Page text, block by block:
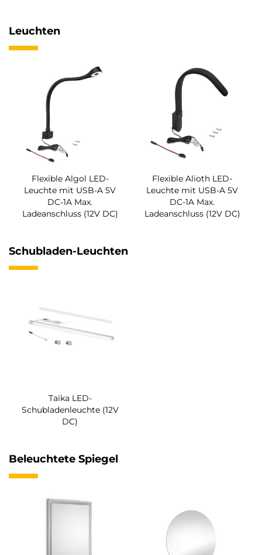
Leuchten
Flexible Algol LED-
Leuchte mit USB-A 5V
DC-1A Max.
Ladeanschluss (12V DC)
Flexible Alioth LED-
Leuchte mit USB-A 5V
DC-1A Max.
Ladeanschluss (12V DC)
Schubladen-Leuchten
Taika LED-
Schubladenleuchte (12V
DC)
Beleuchtete Spiegel